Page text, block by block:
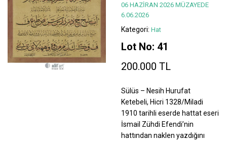
06 HAZİRAN 2026 MÜZAYEDE
6.06.2026
Kategori: Hat
Lot No: 41
200.000 TL
Sülüs – Nesih Hurufat
Ketebeli, Hicri 1328/Miladi
1910 tarihli eserde hattat eseri
İsmail Zühdi Efendi’nin
hattından naklen yazdığını